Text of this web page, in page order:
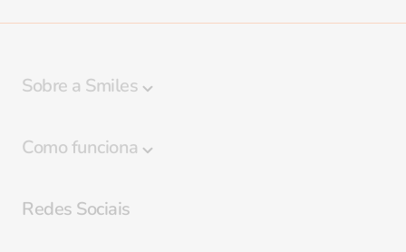
Sobre a Smiles
Política de privacidade
Como funciona
Redes Sociais